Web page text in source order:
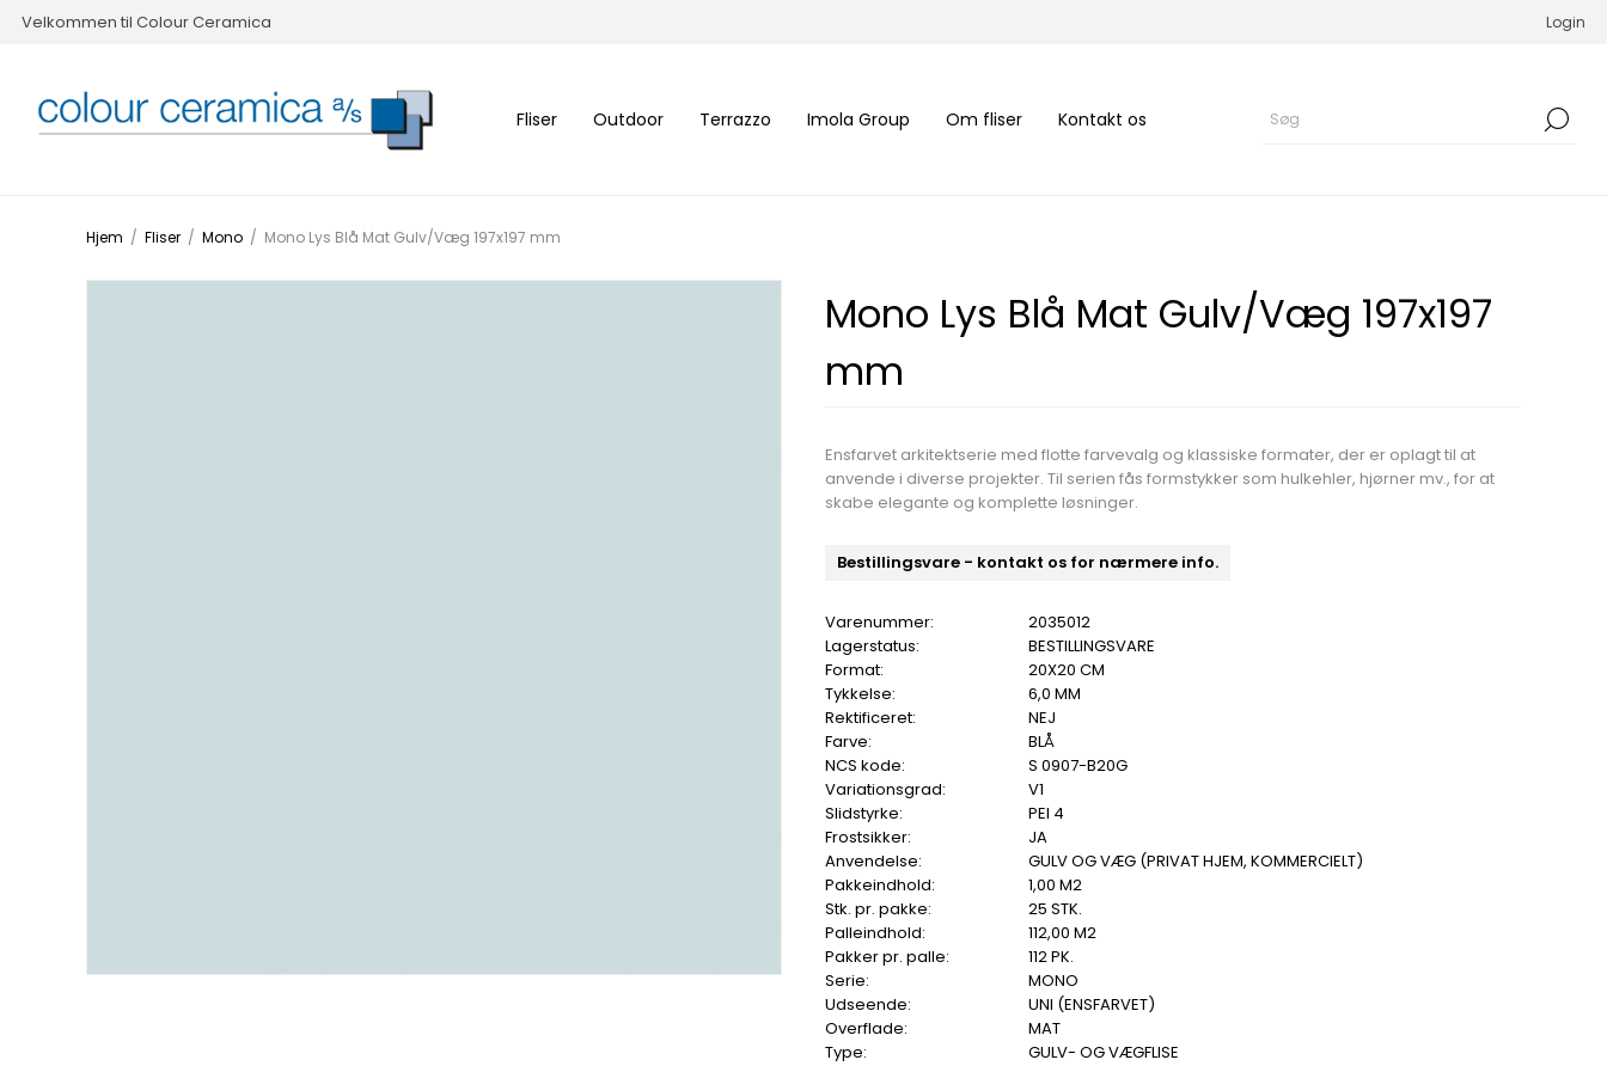
Velkommen til Colour Ceramica Login
Fliser Outdoor Terrazzo Imola Group Om fliser Kontakt os
Hjem / Fliser / Mono / Mono Lys Blå Mat Gulv/Væg 197x197 mm
Mono Lys Blå Mat Gulv/Væg 197x197
mm
Ensfarvet arkitektserie med flotte farvevalg og klassiske formater, der er oplagt til at
anvende i diverse projekter. Til serien fås formstykker som hulkehler, hjørner mv., for at
skabe elegante og komplette løsninger.
Bestillingsvare - kontakt os for nærmere info.
Varenummer:
2035012
Lagerstatus:
BESTILLINGSVARE
Format:
20X20 CM
Tykkelse:
6,0 MM
Rektificeret:
NEJ
Farve:
BLÅ
NCS kode:
S 0907-B20G
Variationsgrad:
V1
Slidstyrke:
PEI 4
Frostsikker:
JA
Anvendelse:
GULV OG VÆG (PRIVAT HJEM, KOMMERCIELT)
Pakkeindhold:
1,00 M2
Stk. pr. pakke:
25 STK.
Palleindhold:
112,00 M2
Pakker pr. palle:
112 PK.
Serie:
MONO
Udseende:
UNI (ENSFARVET)
Overflade:
MAT
Type:
GULV- OG VÆGFLISE